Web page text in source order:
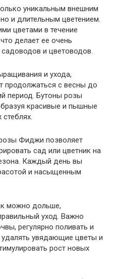
уникальным внешним
и длительным цветением.
цветами в течение
делает ее очень
и цветоводов.
и ухода,
с весны до
период. Бутоны розы
красивые и пышные
Фиджи позволяет
сад или цветник на
Каждый день вы
и насыщенным
можно дольше,
уход. Важно
регулярно поливать и
увядающие цветы и
рост новых